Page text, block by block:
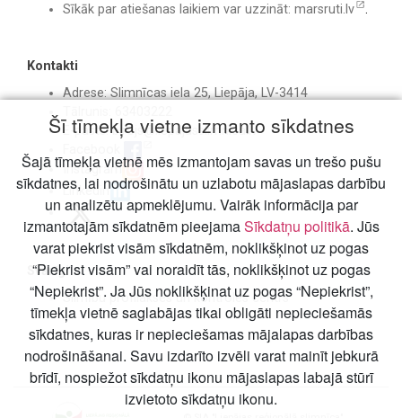
Sīkāk par atiešanas laikiem var uzzināt: marsruti.lv .
Kontakti
Adrese: Slimnīcas iela 25, Liepāja, LV-3414
E-pasts:birojs@liepajasslimnica.lv
Instagram
Linkedin
Svarīgi
Slimību profilakses un kontroles centrs
Šī tīmekļa vietne izmanto sīkdatnes
Šajā tīmekļa vietnē mēs izmantojam savas un trešo pušu
sīkdatnes, lai nodrošinātu un uzlabotu mājaslapas darbību
un analizētu apmeklējumu. Vairāk informācija par
izmantotajām sīkdatnēm pieejamaSīkdatņu politikā. Jūs
varat piekrist visām sīkdatnēm, noklikšķinot uz pogas
“Piekrist visām” vai noraidīt tās, noklikšķinot uz pogas
“Nepiekrist”. Ja Jūs noklikšķinat uz pogas “Nepiekrist”,
tīmekļa vietnē saglabājas tikai obligāti nepieciešamās
sīkdatnes, kuras ir nepieciešamas mājalapas darbības
nodrošināšanai. Savu izdarīto izvēli varat mainīt jebkurā
brīdī, nospiežot sīkdatņu ikonu mājaslapas labajā stūrī
izvietoto sīkdatņu ikonu.